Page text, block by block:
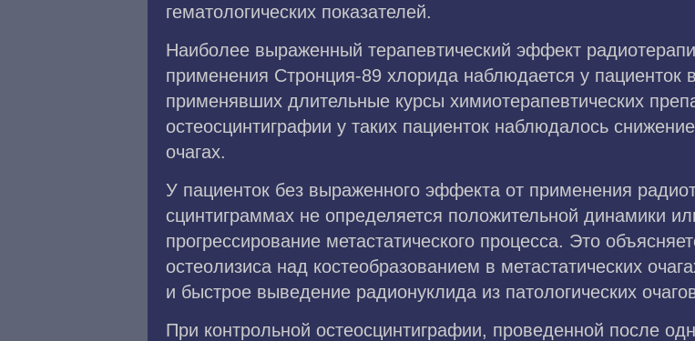
гематологических показателей.
Наиболее выраженный терапевтический эффект
применения Стронция-89 хлорида наблюдается у пациенток
применявших длительные курсы химиотерапевтических
остеосцинтиграфии у таких пациенток наблюдалось
очагах.
У пациенток без выраженного эффекта от применения
сцинтиграммах не определяется положительной динамики
прогрессирование метастатического процесса. Это
остеолизиса над костеобразованием в метастатических
и быстрое выведение радионуклида из патологических
При контрольной остеосцинтиграфии, проведенной после